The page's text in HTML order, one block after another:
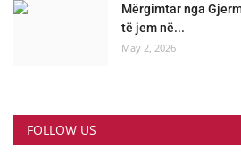
Mërgimtar nga
të jem në...
May 2, 2026
FOLLOW US